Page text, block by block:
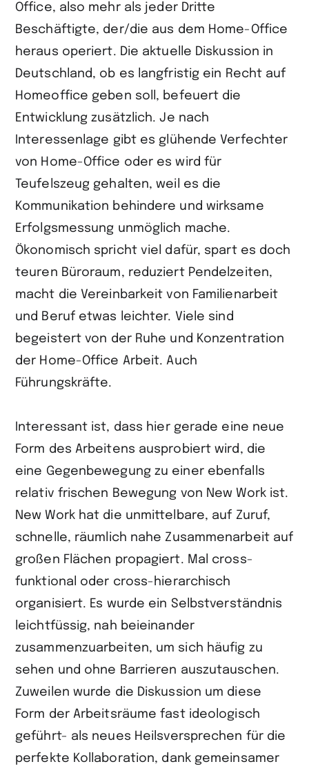
Office, also mehr als jeder Dritte
Beschäftigte, der/die aus dem Home-Office
heraus operiert. Die aktuelle Diskussion in
Deutschland, ob es langfristig ein Recht auf
Homeoffice geben soll, befeuert die
Entwicklung zusätzlich. Je nach
Interessenlage gibt es glühende Verfechter
von Home-Office oder es wird für
Teufelszeug gehalten, weil es die
Kommunikation behindere und wirksame
Erfolgsmessung unmöglich mache.
Ökonomisch spricht viel dafür, spart es doch
teuren Büroraum, reduziert Pendelzeiten,
macht die Vereinbarkeit von Familienarbeit
und Beruf etwas leichter. Viele sind
begeistert von der Ruhe und Konzentration
der Home-Office Arbeit. Auch
Führungskräfte.
Interessant ist, dass hier gerade eine neue
Form des Arbeitens ausprobiert wird, die
eine Gegenbewegung zu einer ebenfalls
relativ frischen Bewegung von New Work ist.
New Work hat die unmittelbare, auf Zuruf,
schnelle, räumlich nahe Zusammenarbeit auf
großen Flächen propagiert. Mal cross-
funktional oder cross-hierarchisch
organisiert. Es wurde ein Selbstverständnis
leichtfüssig, nah beieinander
zusammenzuarbeiten, um sich häufig zu
sehen und ohne Barrieren auszutauschen.
Zuweilen wurde die Diskussion um diese
Form der Arbeitsräume fast ideologisch
geführt- als neues Heilsversprechen für die
perfekte Kollaboration, dank gemeinsamer